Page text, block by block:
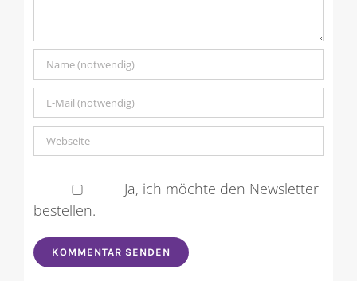
Ja, ich möchte den Newsletter
bestellen.